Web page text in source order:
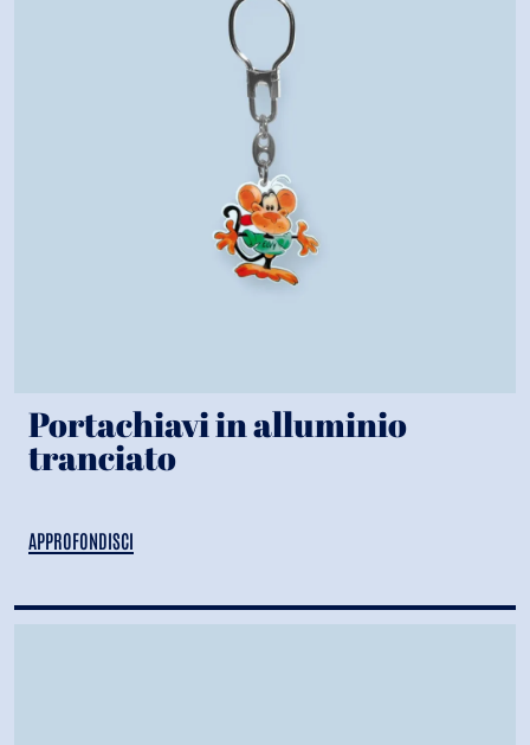
Portachiavi in alluminio
tranciato
APPROFONDISCI